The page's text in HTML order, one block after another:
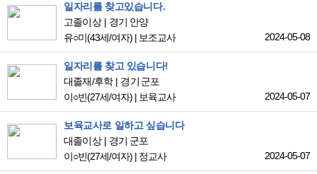
일자리를 찾고있습니다.
고졸이상
경기 안양
유○미(43세/여자) | 보조교사 2024-05-08
일자리를 찾고 있습니다!
대졸재/후학
경기 군포
이○빈(27세/여자) | 보육교사 2024-05-07
보육교사로 일하고 싶습니다
대졸이상
경기 군포
이○빈(27세/여자) | 정교사 2024-05-07